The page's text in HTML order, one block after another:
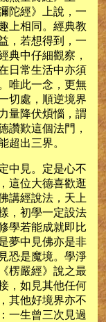
陀經》上說，一
上相同。經典教
，若想得到，一
典中仔細觀察，
日常生活中亦須
唯此一念，更無
切處，順逆境界
量降伏煩惱，謂
讚歎這個法門，
超出三界。
中見。定是心不
這位大德喜歡逛
講經說法，天上
，初學一定設法
學若能成就即比
夢中見佛亦是非
恐是魔境。學淨
楞嚴經》說之最
，如見其他任何
其他好境界亦不
一生曾三次見過